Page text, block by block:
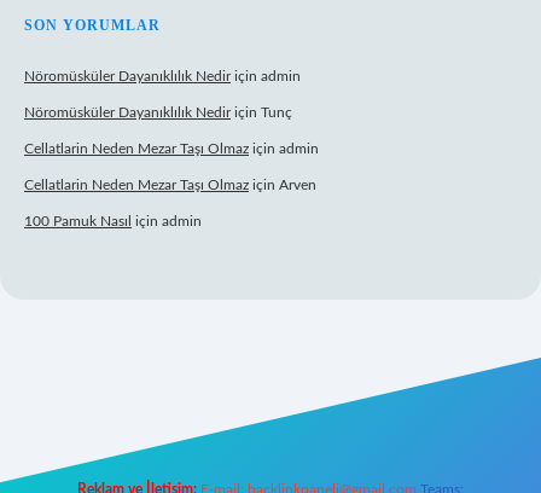
SON YORUMLAR
Nöromüsküler Dayanıklılık Nediriçin admin
Nöromüsküler Dayanıklılık Nediriçin Tunç
Cellatlarin Neden Mezar Taşı Olmaz için admin
Cellatlarin Neden Mezar Taşı Olmaz için Arven
100 Pamuk Nasıl için admin
Reklam ve İletişim: E-mail: backlinkpaneli@gmail.com Teams: